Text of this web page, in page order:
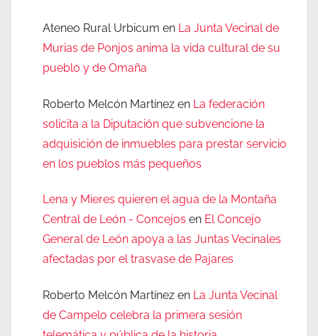
Ateneo Rural Urbicum en La Junta Vecinal de
Murias de Ponjos anima la vida cultural de su
pueblo y de Omaña
Roberto Melcón Martínez en La federación
solicita a la Diputación que subvencione la
adquisición de inmuebles para prestar servicio
en los pueblos más pequeños
Lena y Mieres quieren el agua de la Montaña
Central de León - Concejos en El Concejo
General de León apoya a las Juntas Vecinales
afectadas por el trasvase de Pajares
Roberto Melcón Martínez en La Junta Vecinal
de Campelo celebra la primera sesión